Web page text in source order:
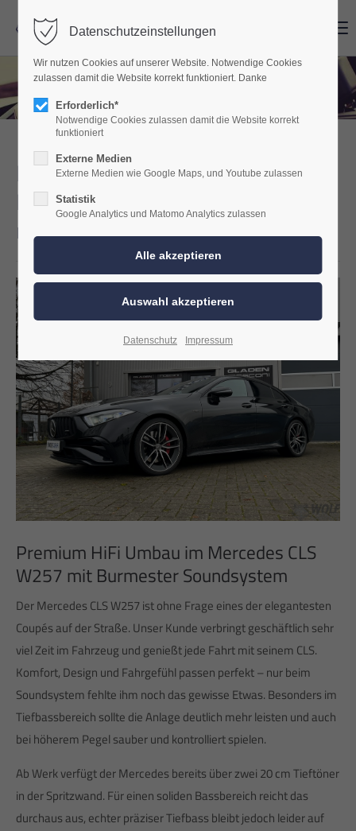
Mercedes CLS W257
Burmester Sound Upgrade
mit kräftigem Tiefbass
Premium HiFi Umbau im Mercedes CLS
W257 mit Burmester Soundsystem
Der Mercedes CLS W257 ist ohne Frage eines der elegantesten
Coupés auf der Straße. Unser Kunde verbringt geschäftlich sehr
viel Zeit im Fahrzeug und genießt jede Fahrt mit seinem CLS.
Komfort, Design und Fahrgefühl passen perfekt – nur beim
Soundsystem fehlte ihm noch das gewisse Etwas. Besonders im
Tiefbassbereich sollte die Anlage deutlich mehr leisten und auch
bei höherem Pegel sauber und kontrolliert spielen.
Ab Werk verfügt der Mercedes bereits über zwei 20 cm Tieftöner
in der Spritzwand. Für einen soliden Bassbereich reicht das
durchaus aus, echter präziser Tiefbass bleibt jedoch leider auf
Datenschutzeinstellungen
Wir nutzen Cookies auf unserer Website. Notwendige Cookies
zulassen damit die Website korrekt funktioniert. Danke
Erforderlich*
Notwendige Cookies zulassen damit die Website korrekt
funktioniert
Externe Medien
Externe Medien wie Google Maps, und Youtube zulassen
Statistik
Google Analytics und Matomo Analytics zulassen
Datenschutz Impressum